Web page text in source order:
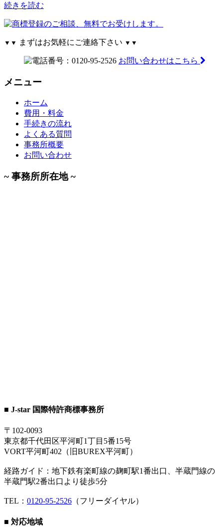
続きを読む
▼▼ まずはお気軽にご連絡下さい ▼▼
お問い合わせはこちら
メニュー
ホーム
費用・料金
手続きの流れ
よくある質問
事務所概要
お問い合わせ
~ 事務所所在地 ~
■ J-star 国際特許商標事務所
〒102-0093
東京都千代田区平河町1丁目5番15号
VORT平河町402（旧BUREX平河町）
経路ガイド：地下鉄有楽町線の麹町駅1番出口、半蔵門線の
半蔵門駅2番出口より徒歩5分
TEL： 0120-95-2526 （フリーダイヤル）
■ 対応地域